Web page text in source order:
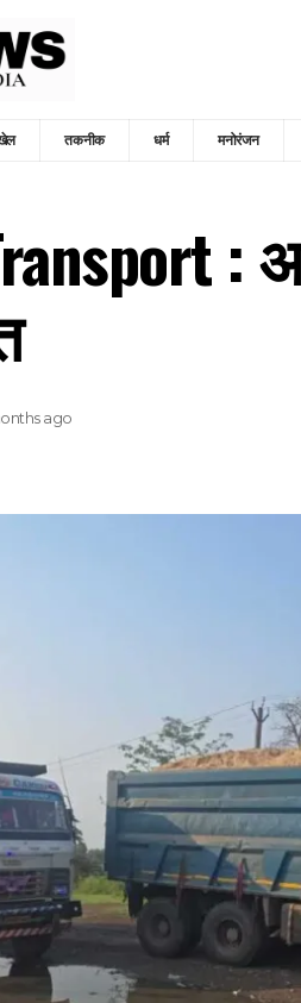
तकनीक धर्म मनोरंजन
:
ago